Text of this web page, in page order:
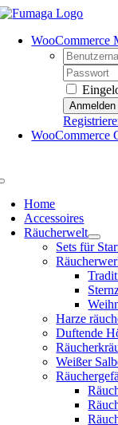
Skip
contentWooCommerce
Username:
Password:
WooCommerce
Home
Accessoires
Räucherwelt
Sets für
Harze
Duftende
Weißer